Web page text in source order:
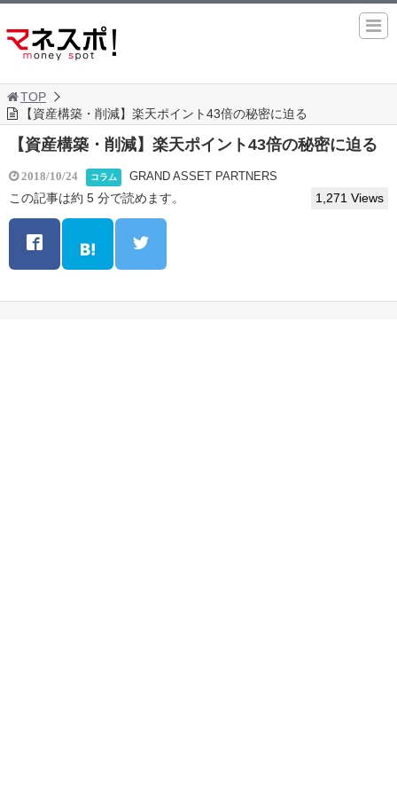
TOP
【資産構築・削減】楽天ポイント43倍の秘密に迫る
【資産構築・削減】楽天ポイント43倍の秘密に迫る
2018/10/24 コラム GRAND ASSET PARTNERS
この記事は約 5 分で読めます。 1,271 Views